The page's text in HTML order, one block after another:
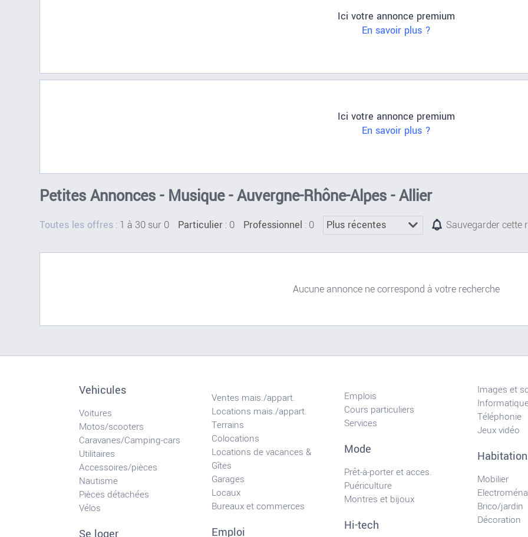
Ici votre annonce premium
En savoir plus ?
Ici votre annonce premium
En savoir plus ?
Petites Annonces - Musique - Auvergne-Rhône-Alpes - Allier
Toutes les offres : 1 à 30 sur 0 Particulier : 0 Professionnel : 0 Sauvegarder cette
Aucune annonce ne correspond à votre recherche
Vehicules
Voitures
Motos/scooters
Caravanes/Camping-cars
Utilitaires
Accessoires/pièces
Nautisme
Pièces détachées
Vélos
Ventes mais./appart.
Locations mais./appart.
Terrains
Colocations
Locations de vacances &
Gîtes
Garages
Locaux
Bureaux et commerces
Emploi
Emplois
Cours particuliers
Services
Mode
Prêt-à-porter et acces.
Puériculture
Montres et bijoux
Hi-tech
Images et
Téléphonie
Jeux vidéo
Habitation
Mobilier
Brico/jardin
Décoration